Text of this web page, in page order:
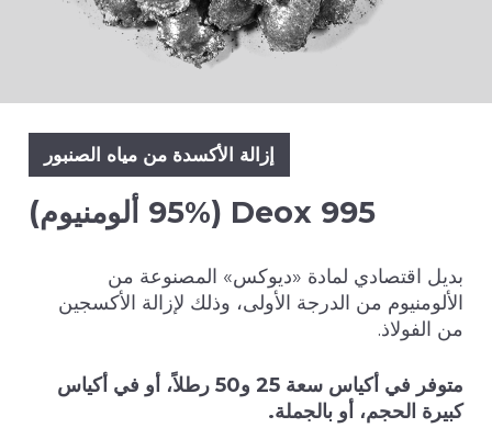
إزالة الأكسدة من مياه الصنبور
Deox 995 (95% ألومنيوم)
بديل اقتصادي لمادة «ديوكس» المصنوعة من
الألومنيوم من الدرجة الأولى، وذلك لإزالة الأكسجين
من الفولاذ.
متوفر في أكياس سعة 25 و50 رطلاً، أو في أكياس
كبيرة الحجم، أو بالجملة.